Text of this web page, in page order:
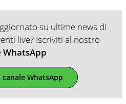
su ultime news di
live? Iscriviti al nostro
WhatsApp
WhatsApp